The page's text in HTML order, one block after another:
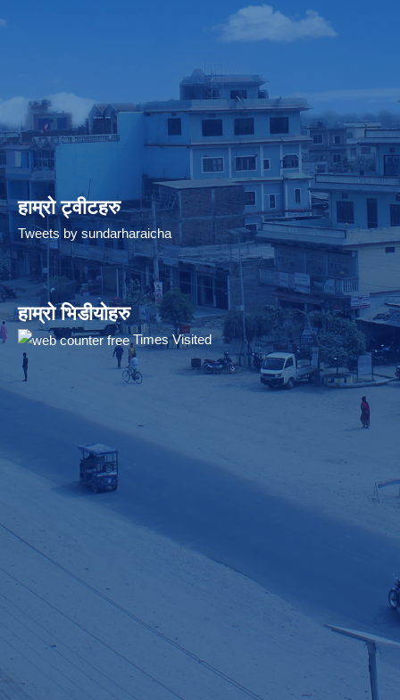
हाम्रो ट्वीटहरु
Tweets by sundarharaicha
हाम्रो भिडीयोहरु
Times Visited